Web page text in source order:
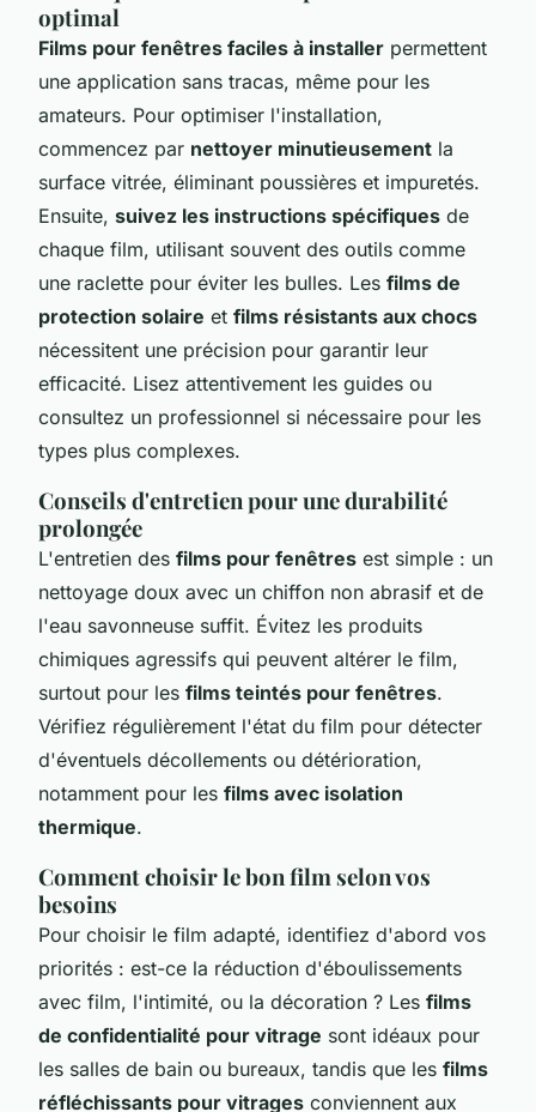
optimal
Films pour fenêtres faciles à installer permettent
une application sans tracas, même pour les
amateurs. Pour optimiser l'installation,
commencez par nettoyer minutieusement la
surface vitrée, éliminant poussières et impuretés.
Ensuite, suivez les instructions spécifiques de
chaque film, utilisant souvent des outils comme
une raclette pour éviter les bulles. Les films de
protection solaire et films résistants aux chocs
nécessitent une précision pour garantir leur
efficacité. Lisez attentivement les guides ou
consultez un professionnel si nécessaire pour les
types plus complexes.
Conseils d'entretien pour une durabilité
prolongée
L'entretien des films pour fenêtres est simple : un
nettoyage doux avec un chiffon non abrasif et de
l'eau savonneuse suffit. Évitez les produits
chimiques agressifs qui peuvent altérer le film,
surtout pour les films teintés pour fenêtres.
Vérifiez régulièrement l'état du film pour détecter
d'éventuels décollements ou détérioration,
notamment pour les films avec isolation
thermique.
Comment choisir le bon film selon vos
besoins
Pour choisir le film adapté, identifiez d'abord vos
priorités : est-ce la réduction d'éboulissements
avec film, l'intimité, ou la décoration ? Les films
de confidentialité pour vitrage sont idéaux pour
les salles de bain ou bureaux, tandis que les films
réfléchissants pour vitrages conviennent aux